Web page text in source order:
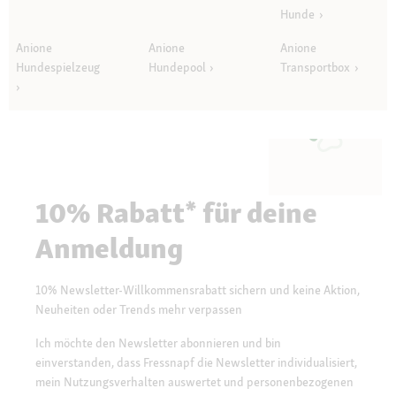
Hunde
Anione
Hundespielzeug
Anione
Hundepool
Anione
Transportbox
10% Rabatt* für deine
Anmeldung
10% Newsletter-Willkommensrabatt sichern und keine Aktion,
Neuheiten oder Trends mehr verpassen
Ich möchte den Newsletter abonnieren und bin
einverstanden, dass Fressnapf die Newsletter individualisiert,
mein Nutzungsverhalten auswertet und personenbezogenen